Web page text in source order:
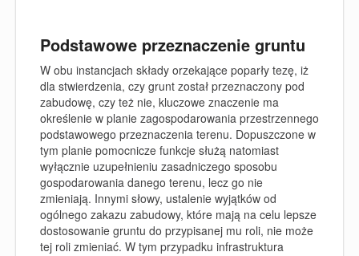
Podstawowe przeznaczenie gruntu
W obu instancjach składy orzekające poparły tezę, iż
dla stwierdzenia, czy grunt został przeznaczony pod
zabudowę, czy też nie, kluczowe znaczenie ma
określenie w planie zagospodarowania przestrzennego
podstawowego przeznaczenia terenu. Dopuszczone w
tym planie pomocnicze funkcje służą natomiast
wyłącznie uzupełnieniu zasadniczego sposobu
gospodarowania danego terenu, lecz go nie
zmieniają. Innymi słowy, ustalenie wyjątków od
ogólnego zakazu zabudowy, które mają na celu lepsze
dostosowanie gruntu do przypisanej mu roli, nie może
tej roli zmieniać. W tym przypadku infrastruktura